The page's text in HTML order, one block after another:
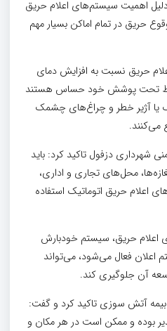
اهمیت سیستم‌های اعلام حریق
حریق در تمام اماکن بسیار مهم
حریق نسبت به افزایش دمای
تحت پوشش خود حساس هستند
یا آژیر خطر و چراغ‌های چشمک
می‌کنند.
دزفول تاکید کرد: باید
محل‌های تجاری و اداری،
اعلام حریق اتوماتیک استفاده
اعلام حریق، سیستم خودبارش
اعلان فعال می‌شود، می‌تواند
آن جلوگیری کند.
بیمه آتش سوزی تاکید کرد و گفت:
بوده و ممکن است در هر مکان و